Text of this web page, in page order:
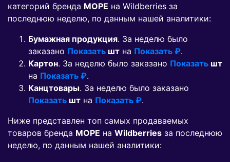
категорий бренда МОРЕ на Wildberries за
последнюю неделю, по данным нашей аналитики:
Бумажная продукция. За неделю было
заказано Показать шт на Показать ₽.
Картон. За неделю было заказано Показать шт
на Показать ₽.
Канцтовары. За неделю было заказано
Показать шт на Показать ₽.
Ниже представлен топ самых продаваемых
товаров бренда МОРЕ на Wildberries за последнюю
неделю, по данным нашей аналитики: